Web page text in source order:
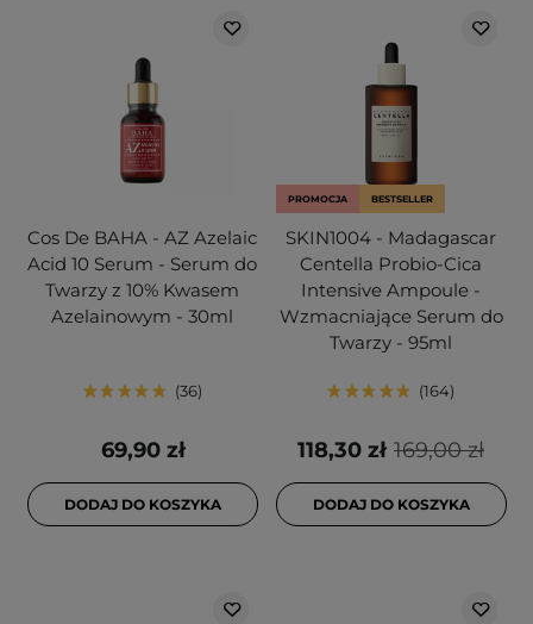
Cos De BAHA - AZ Azelaic
Acid 10 Serum - Serum do
Twarzy z 10% Kwasem
Azelainowym - 30ml
36
69,90 zł
DODAJ DO KOSZYKA
PROMOCJA BESTSELLER
SKIN1004 - Madagascar
Centella Probio-Cica
Intensive Ampoule -
Wzmacniające Serum do
Twarzy - 95ml
164
169,00 zł
118,30 zł
DODAJ DO KOSZYKA